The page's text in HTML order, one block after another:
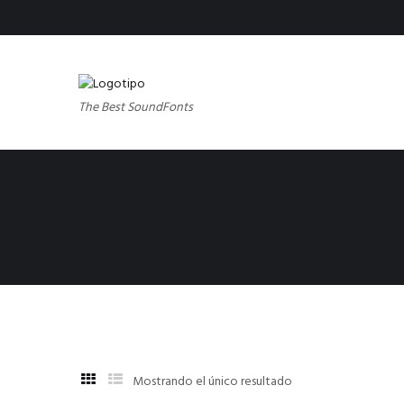
The Best SoundFonts
Mostrando el único resultado